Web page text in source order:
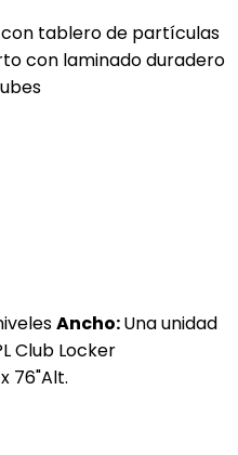
tablero de partículas
con laminado duradero
Ancho:Una unidad
Club Locker
x 76"Alt.